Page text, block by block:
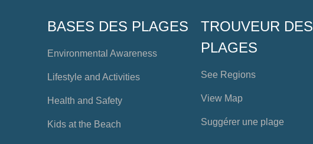
BASES DES PLAGES
Environmental Awareness
Lifestyle and Activities
Health and Safety
Kids at the Beach
TROUVEUR DES
PLAGES
See Regions
View Map
Suggérer une plage